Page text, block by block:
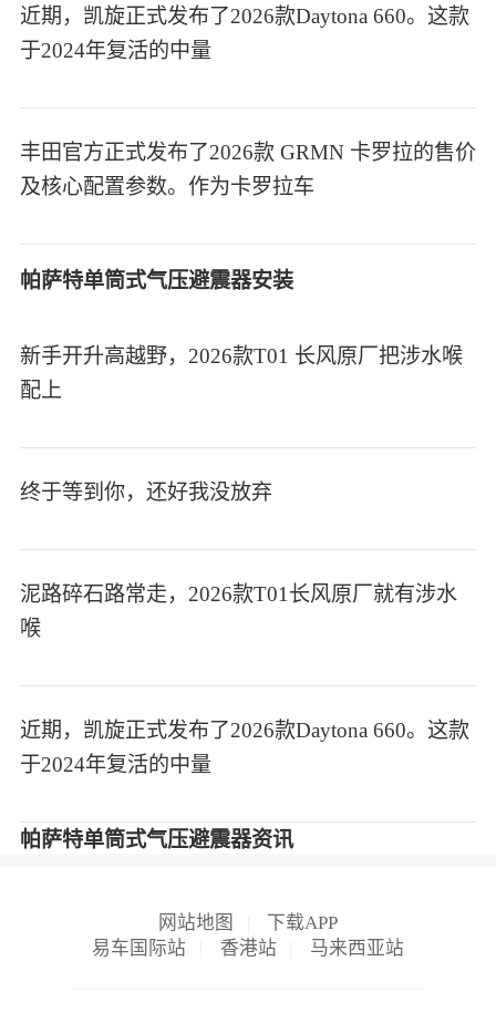
近期，凯旋正式发布了2026款Daytona 660。这款
于2024年复活的中量
丰田官方正式发布了2026款 GRMN 卡罗拉的售价
及核心配置参数。作为卡罗拉车
帕萨特单筒式气压避震器安装
新手开升高越野，2026款T01 长风原厂把涉水喉
配上
终于等到你，还好我没放弃
泥路碎石路常走，2026款T01长风原厂就有涉水
喉
近期，凯旋正式发布了2026款Daytona 660。这款
于2024年复活的中量
帕萨特单筒式气压避震器资讯
网站地图
下载APP
易车国际站
香港站 马来西亚站